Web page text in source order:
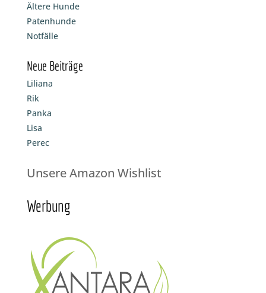
Ältere Hunde
Patenhunde
Notfälle
Neue Beiträge
Liliana
Rik
Panka
Lisa
Perec
Unsere Amazon Wishlist
Werbung